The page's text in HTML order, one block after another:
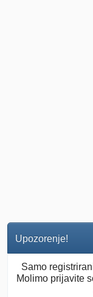
Upozorenje!
Samo
Molimo prijavite